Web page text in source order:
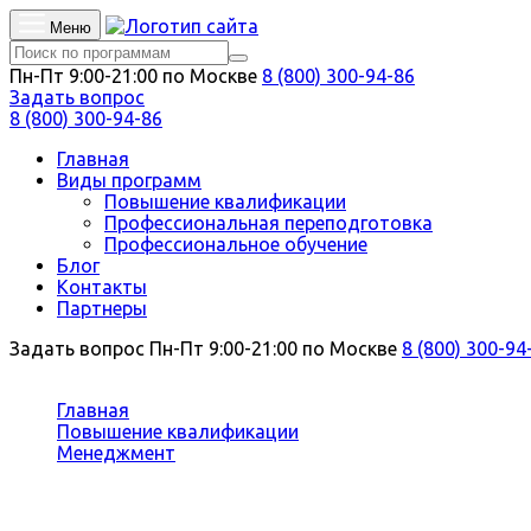
Меню
Пн-Пт 9:00-21:00 по Москве 8 (800) 300-94-86
Задать вопрос
8 (800) 300-94-86
Главная
Виды программ
Повышение квалификации
Профессиональная переподготовка
Профессиональное обучение
Блог
Контакты
Партнеры
Задать вопрос Пн-Пт 9:00-21:00 по Москве 8 (800) 300-
Главная
Повышение квалификации
Менеджмент